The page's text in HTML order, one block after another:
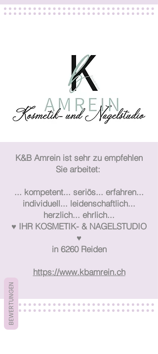
K&B Amrein ist sehr zu empfehlen
Sie arbeitet:
... kompetent... seriös... erfahren...
individuell... leidenschaftlich...
herzlich... ehrlich...
♥ IHR KOSMETIK- & NAGELSTUDIO
♥
in 6260 Reiden
https://www.kbamrein.ch
BEWERTUNGEN